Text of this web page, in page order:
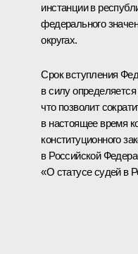
инстанции в
федерального
округах.
Срок вступления
в силу
что позволит
в настоящее время
конституционного
в Российской
«О статусе судей в